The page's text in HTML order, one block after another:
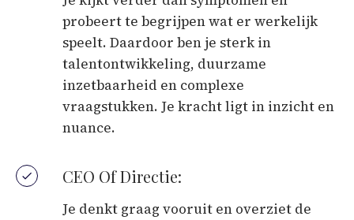
probeert te begrijpen wat er werkelijk
speelt. Daardoor ben je sterk in
talentontwikkeling, duurzame
inzetbaarheid en complexe
vraagstukken. Je kracht ligt in inzicht en
nuance.
CEO Of Directie:
Je denkt graag vooruit en overziet de